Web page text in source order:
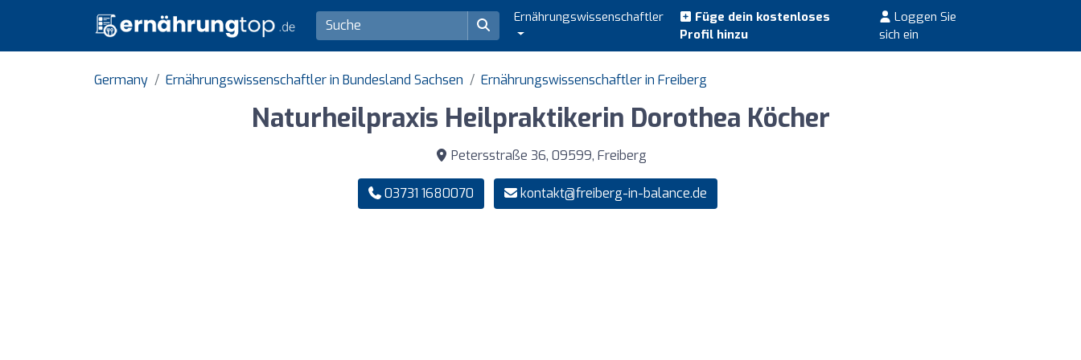
Ernährungswissenschaftler
Füge dein kostenloses
Profil hinzu
Loggen Sie
sich ein
Germany Ernährungswissenschaftler in Bundesland Sachsen Ernährungswissenschaftler in Freiberg
Naturheilpraxis Heilpraktikerin Dorothea Köcher
Petersstraße 36, 09599, Freiberg
03731 1680070 kontakt@freiberg-in-balance.de